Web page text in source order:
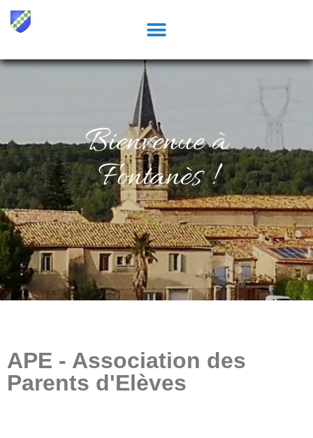
Bienvenue à
Fontanès !
APE - Association des
Parents d'Elèves